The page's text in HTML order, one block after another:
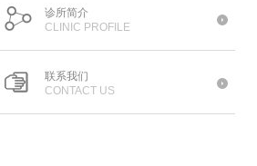
诊所简介
CLINIC PROFILE
联系我们
CONTACT US